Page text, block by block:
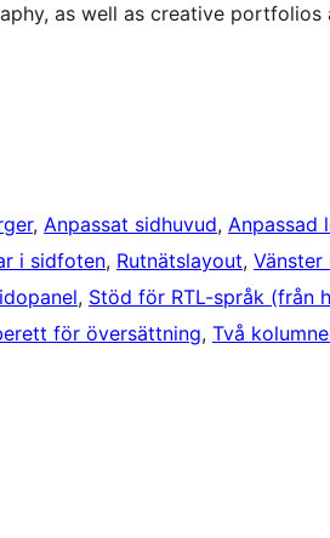
as well as creative portfolios
, Anpassat sidhuvud, Anpassad
i sidfoten, Rutnätslayout, Vänster
, Stöd för RTL-språk (från
för översättning, Två